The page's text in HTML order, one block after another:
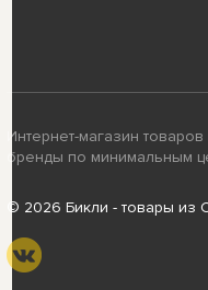
Интернет-магазин
бренды по минимальным
© 2026 Бикли - товары